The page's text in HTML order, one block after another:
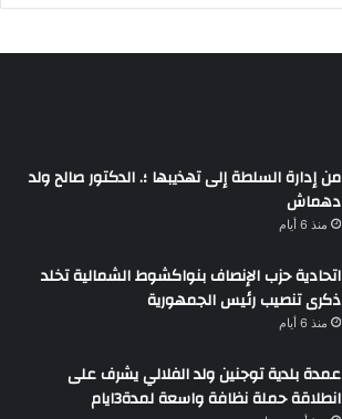
من إدارة السلطة إلى تهذيبها ؛. الدكتور صالح ولد
دهماش
منذ 6 أيام
اتحادية حزب الإنصاف بنواكشوط الشمالية تخلد
ذكرى تنصيب رئيس الجمهورية
منذ 6 أيام
عمدة بلدية توجنين ولد الفلالي يشرف على
انطلاقة حملة نظافة واسعة لمدة3ايام